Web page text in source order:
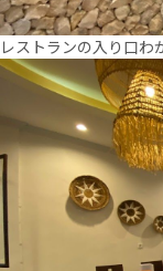
レストランの入り口